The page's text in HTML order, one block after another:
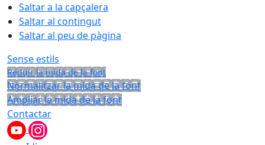
Saltar a la capçalera
Saltar al contingut
Saltar al peu de pàgina
Sense estils
Reduir la mida de la font
Normalitzar la mida de la font
Ampliar la mida de la font
Contactar